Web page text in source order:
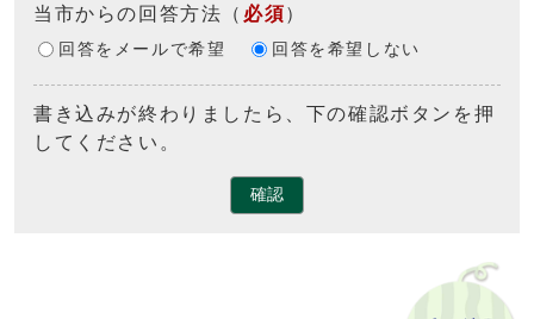
当市からの回答方法 （ 必須）
回答をメールで希望 回答を希望しない
書き込みが終わりましたら、下の確認ボタンを押
してください。
確認